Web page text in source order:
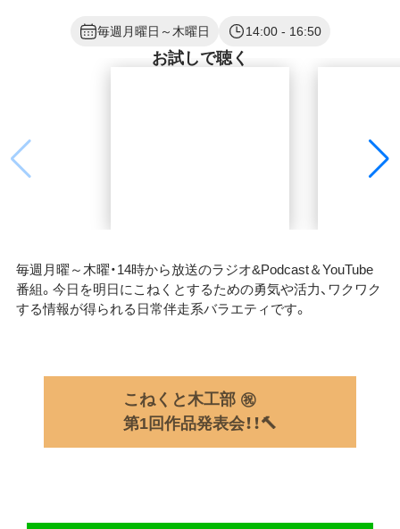
毎週月曜日～木曜日 14:00 - 16:50
お試しで聴く
毎週月曜～木曜・14時から放送のラジオ&Podcast＆YouTube
番組。今日を明日にこねくとするための勇気や活力、ワクワク
する情報が得られる日常伴走系バラエティです。
こねくと木工部 ㊗️
第1回作品発表会！！🔨